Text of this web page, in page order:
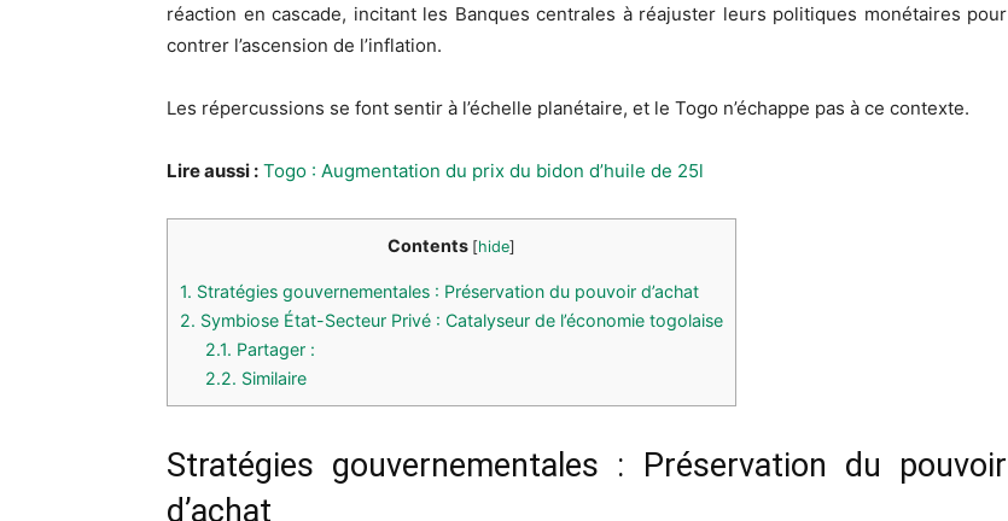
réaction en cascade, incitant les Banques centrales à réajuster leurs politiques monétaires pour
contrer l’ascension de l’inflation.
Les répercussions se font sentir à l’échelle planétaire, et le Togo n’échappe pas à ce contexte.
Lire aussi : Togo : Augmentation du prix du bidon d’huile de 25l
Contents [hide]
1. Stratégies gouvernementales : Préservation du pouvoir d’achat
2. Symbiose État-Secteur Privé : Catalyseur de l’économie togolaise
2.1. Partager :
2.2. Similaire
Stratégies gouvernementales : Préservation du pouvoir
d’achat